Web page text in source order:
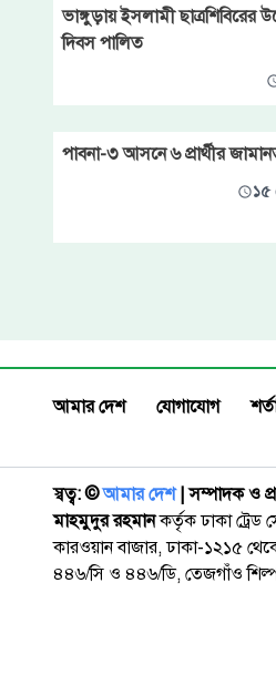
ভাঙ্গুড়ায় ইসলামী ছাত্রশিবিরের
দিবস পালিত
পাবনা-৩ আসনে ৬ প্রার্থীর
১৫
আমার দেশ যোগাযোগ
স্বত্ব: ©️আমার দেশ| সম্পাদক ও
মাহমুদুর রহমানকর্তৃক ঢাকা ট্রেড
কারওয়ান বাজার, ঢাকা-১২১৫
৪৪৬/সি ও ৪৪৬/ডি, তেজগাঁও